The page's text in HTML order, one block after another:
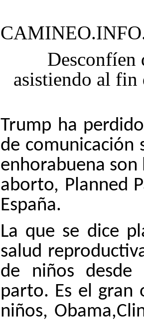
Desconfíen
asistiendo al fin
Trump ha
de comunicación
enhorabuena
aborto, Planned
España.
La que se dice
salud
de niños desde
parto. Es el gran
niños,